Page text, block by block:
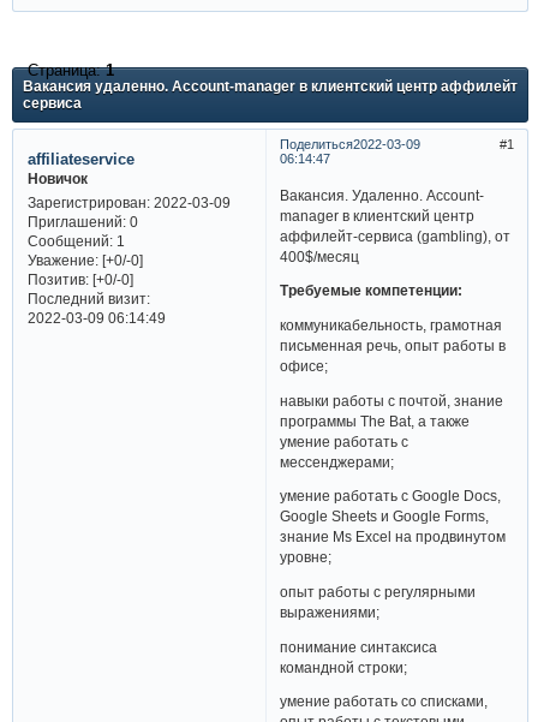
Вакансия удаленно. Account-manager в клиентский центр аффилейт
сервиса
Страница:1
Поделиться 1
2022-03-09
06:14:47
affiliateservice
Новичок
Зарегистрирован: 2022-03-09
Приглашений:0
Сообщений:1
Уважение: [+0/-0]
Позитив: [+0/-0]
Последний визит:
2022-03-09 06:14:49
Вакансия. Удаленно. Account-
manager в клиентский центр
аффилейт-сервиса (gambling), от
400$/месяц
Требуемые компетенции:
коммуникабельность, грамотная
письменная речь, опыт работы в
офисе;
навыки работы с почтой, знание
программы The Bat, а также
умение работать с
мессенджерами;
умение работать с Google Docs,
Google Sheets и Google Forms,
знание Ms Excel на продвинутом
уровне;
опыт работы с регулярными
выражениями;
понимание синтаксиса
командной строки;
умение работать со списками,